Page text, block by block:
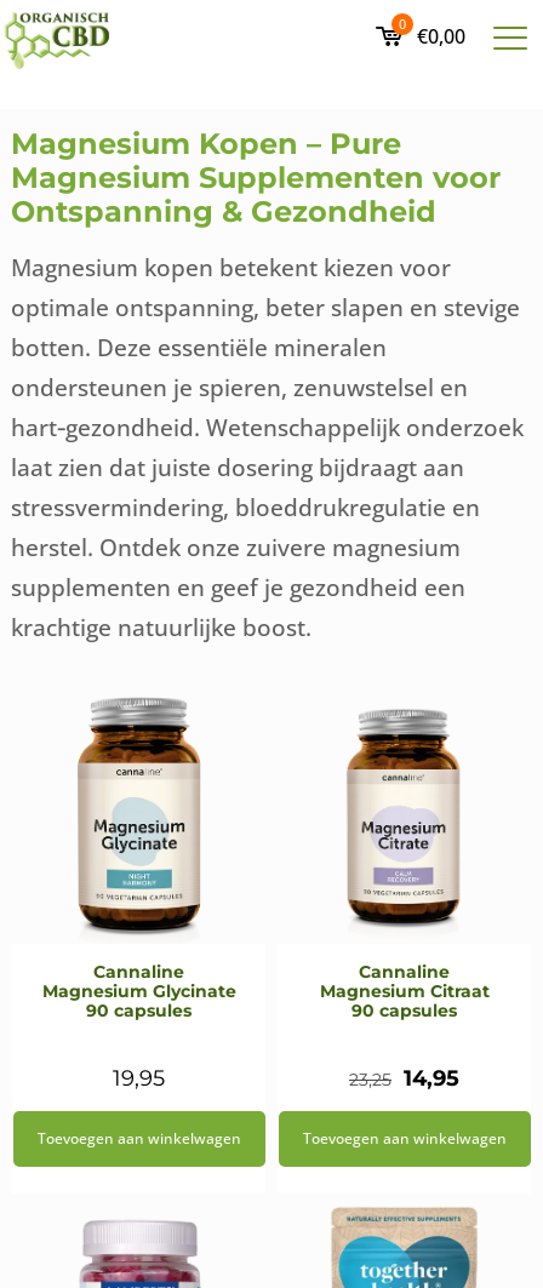
0 €0,00
Magnesium Kopen – Pure
Magnesium Supplementen voor
Ontspanning & Gezondheid
Magnesium kopen betekent kiezen voor
optimale ontspanning, beter slapen en stevige
botten. Deze essentiële mineralen
ondersteunen je spieren, zenuwstelsel en
hart‑gezondheid. Wetenschappelijk onderzoek
laat zien dat juiste dosering bijdraagt aan
stressvermindering, bloeddrukregulatie en
herstel. Ontdek onze zuivere magnesium
supplementen en geef je gezondheid een
krachtige natuurlijke boost.
Cannaline
Magnesium Glycinate
90 capsules
19,95
Toevoegen aan winkelwagen
Cannaline
Magnesium Citraat
90 capsules
23,25
prijs
14,95
prijs
Toevoegen aan winkelwagen